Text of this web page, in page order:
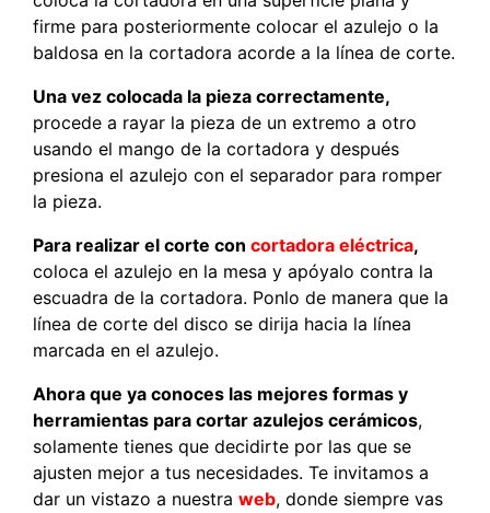
firme para posteriormente colocar el azulejo o la
baldosa en la cortadora acorde a la línea de corte.
Una vez colocada la pieza correctamente,
procede a rayar la pieza de un extremo a otro
usando el mango de la cortadora y después
presiona el azulejo con el separador para romper
la pieza.
Para realizar el corte con cortadora eléctrica,
coloca el azulejo en la mesa y apóyalo contra la
escuadra de la cortadora. Ponlo de manera que la
línea de corte del disco se dirija hacia la línea
marcada en el azulejo.
Ahora que ya conoces las mejores formas y
herramientas para cortar azulejos cerámicos,
solamente tienes que decidirte por las que se
ajusten mejor a tus necesidades. Te invitamos a
dar un vistazo a nuestra web, donde siempre vas